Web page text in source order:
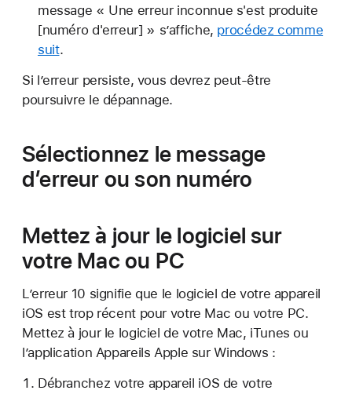
message « Une erreur inconnue s'est produite
[numéro d'erreur] » s’affiche, procédez comme
suit.
Si l’erreur persiste, vous devrez peut-être
poursuivre le dépannage.
Sélectionnez le message
d’erreur ou son numéro
Mettez à jour le logiciel sur
votre Mac ou PC
L’erreur 10 signifie que le logiciel de votre appareil
iOS est trop récent pour votre Mac ou votre PC.
Mettez à jour le logiciel de votre Mac, iTunes ou
l’application Appareils Apple sur Windows :
Débranchez votre appareil iOS de votre